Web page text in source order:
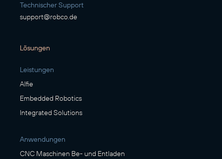
Technischer Support
support@robco.de
Lösungen
Leistungen
Alfie
Embedded Robotics
Integrated Solutions
Anwendungen
CNC Maschinen Be- und Entladen